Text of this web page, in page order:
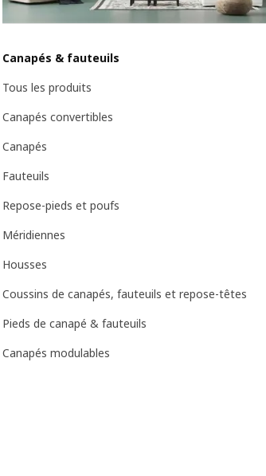
Canapés & fauteuils
Tous les produits
Canapés convertibles
Canapés
Fauteuils
Repose-pieds et poufs
Méridiennes
Housses
Coussins de canapés, fauteuils et repose-têtes
Pieds de canapé & fauteuils
Canapés modulables